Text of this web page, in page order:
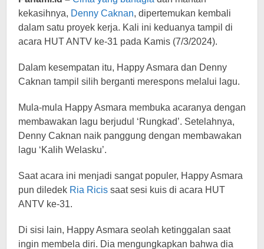
kekasihnya, Denny Caknan, dipertemukan kembali
dalam satu proyek kerja. Kali ini keduanya tampil di
acara HUT ANTV ke-31 pada Kamis (7/3/2024).
Dalam kesempatan itu, Happy Asmara dan Denny
Caknan tampil silih berganti merespons melalui lagu.
Mula-mula Happy Asmara membuka acaranya dengan
membawakan lagu berjudul ‘Rungkad’. Setelahnya,
Denny Caknan naik panggung dengan membawakan
lagu ‘Kalih Welasku’.
Saat acara ini menjadi sangat populer, Happy Asmara
pun diledek Ria Ricis saat sesi kuis di acara HUT
ANTV ke-31.
Di sisi lain, Happy Asmara seolah ketinggalan saat
ingin membela diri. Dia mengungkapkan bahwa dia